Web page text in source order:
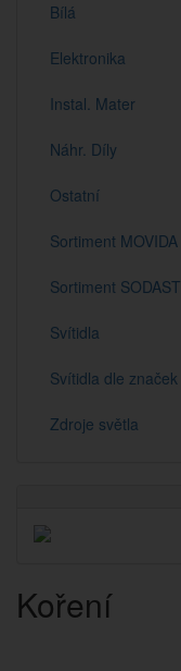
Bílá
Elektronika
Instal. Mater
Náhr. Díly
Ostatní
Sortiment MOVIDA
Sortiment
Svítidla
Svítidla dle značek
Zdroje světla
Koření